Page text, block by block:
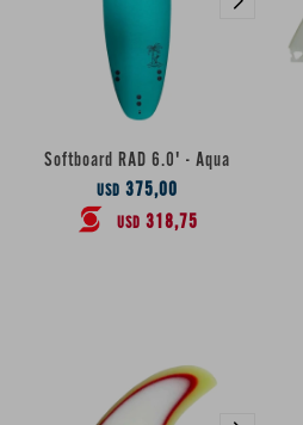
Softboard RAD 6.0' - Aqua
USD 375,00
USD 318,75